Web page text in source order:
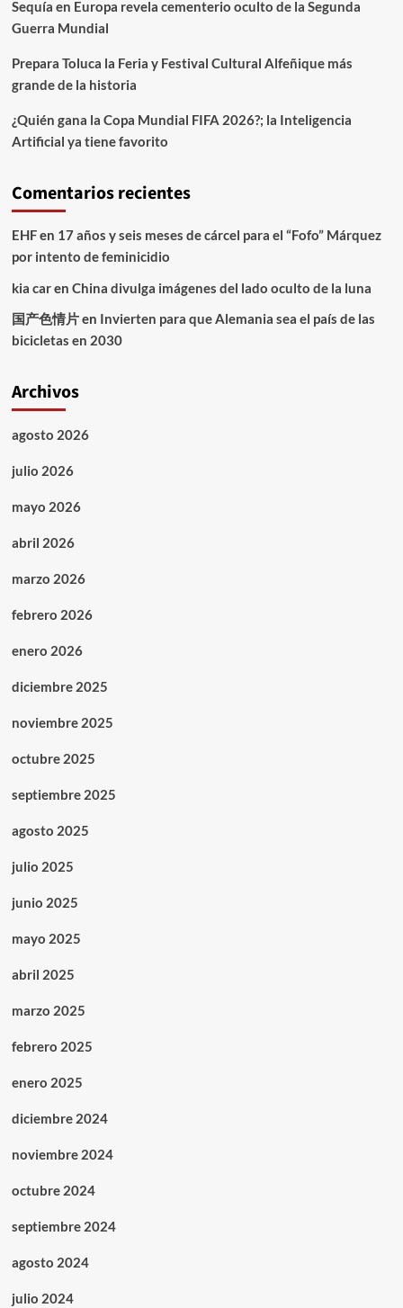
Sequía en Europa revela cementerio oculto de la Segunda
Guerra Mundial
Prepara Toluca la Feria y Festival Cultural Alfeñique más
grande de la historia
¿Quién gana la Copa Mundial FIFA 2026?; la Inteligencia
Artificial ya tiene favorito
Comentarios recientes
EHFen 17 años y seis meses de cárcel para el “Fofo” Márquez
por intento de feminicidio
kia caren China divulga imágenes del lado oculto de la luna
国产色情片en Invierten para que Alemania sea el país de las
bicicletas en 2030
Archivos
agosto 2026
julio 2026
mayo 2026
abril 2026
marzo 2026
febrero 2026
enero 2026
diciembre 2025
noviembre 2025
octubre 2025
septiembre 2025
agosto 2025
julio 2025
junio 2025
mayo 2025
abril 2025
marzo 2025
febrero 2025
enero 2025
diciembre 2024
noviembre 2024
octubre 2024
septiembre 2024
agosto 2024
julio 2024